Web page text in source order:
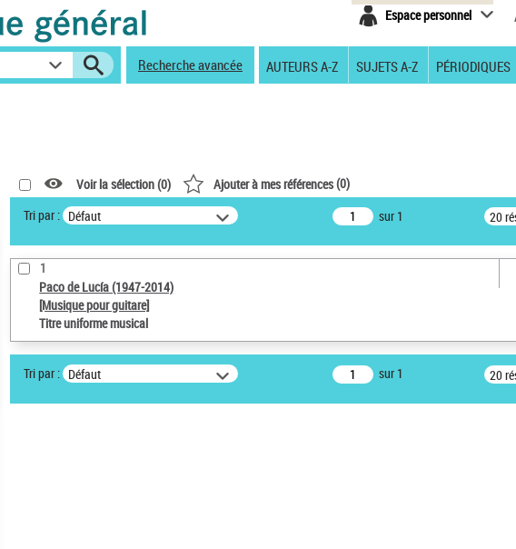
Espace personnel
Recherche avancée AUTEURS A-Z SUJETS A-Z PÉRIODIQUES
Voir la sélection (0) Ajouter à mes références(0)
Tri par : Défaut sur 1 20
1
Paco de Lucía (1947-2014)
[Musique pour guitare]
Titre uniforme musical
Tri par : Défaut sur 1 20